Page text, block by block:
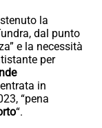
la
dal punto
e la necessità
per
in
“pena
“.